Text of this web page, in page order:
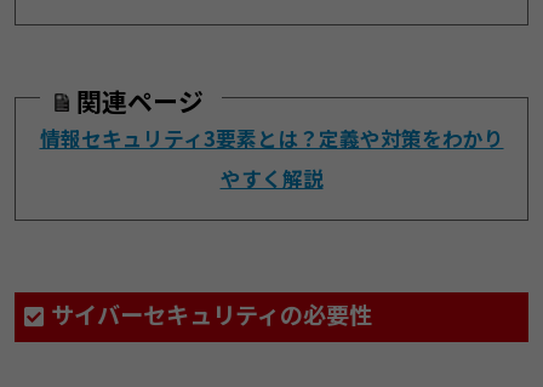
関連ページ
情報セキュリティ3要素とは？定義や対策をわかり
やすく解説
サイバーセキュリティの必要性